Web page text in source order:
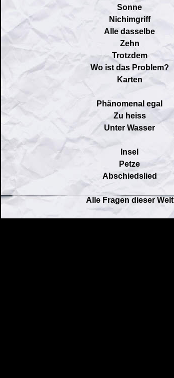
Sonne
Nichimgriff
Alle dasselbe
Zehn
Trotzdem
Wo ist das Problem?
Karten
Phänomenal egal
Zu heiss
Unter Wasser
Insel
Petze
Abschiedslied
Alle Fragen dieser Welt